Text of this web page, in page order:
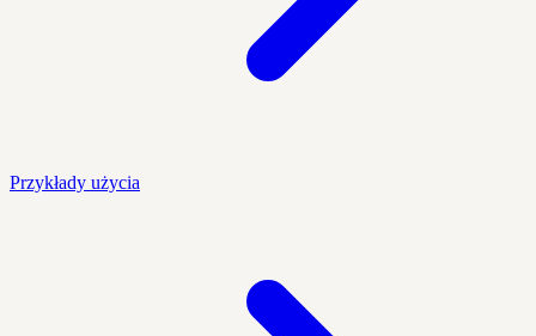
Przykłady użycia